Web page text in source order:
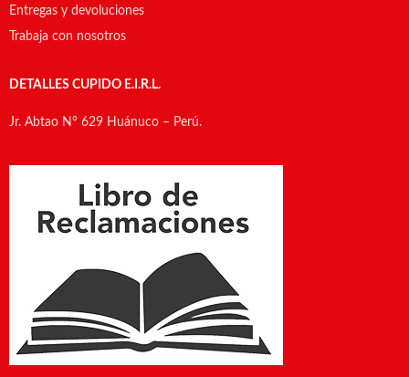
Entregas y devoluciones
Trabaja con nosotros
DETALLES CUPIDO E.I.R.L.
Jr. Abtao N° 629 Huánuco – Perú.